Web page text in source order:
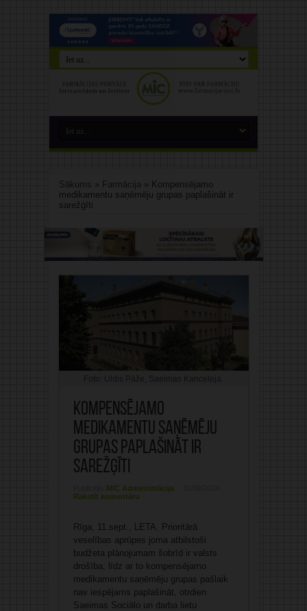
Sākums » Farmācija» Kompensējamo
medikamentu saņēmēju grupas paplašināt ir
sarežģīti
Kompensējamo
medikamentu saņēmēju
grupas paplašināt ir
sarežģīti
MIC Administrācija
Rakstīt komentāru
Rīga, 11.sept., LETA. Prioritārā
veselības aprūpes joma atbilstoši
budžeta plānojumam šobrīd ir valsts
drošība, līdz ar to kompensējamo
medikamentu saņēmēju grupas pašlaik
nav iespējams paplašināt, otrdien
Saeimas Sociālo un darba lietu